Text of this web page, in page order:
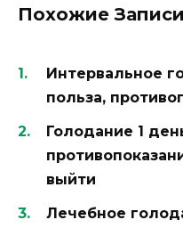
Похожие Записи
Интервальное
польза,
Голодание 1
выйти
Лечебное